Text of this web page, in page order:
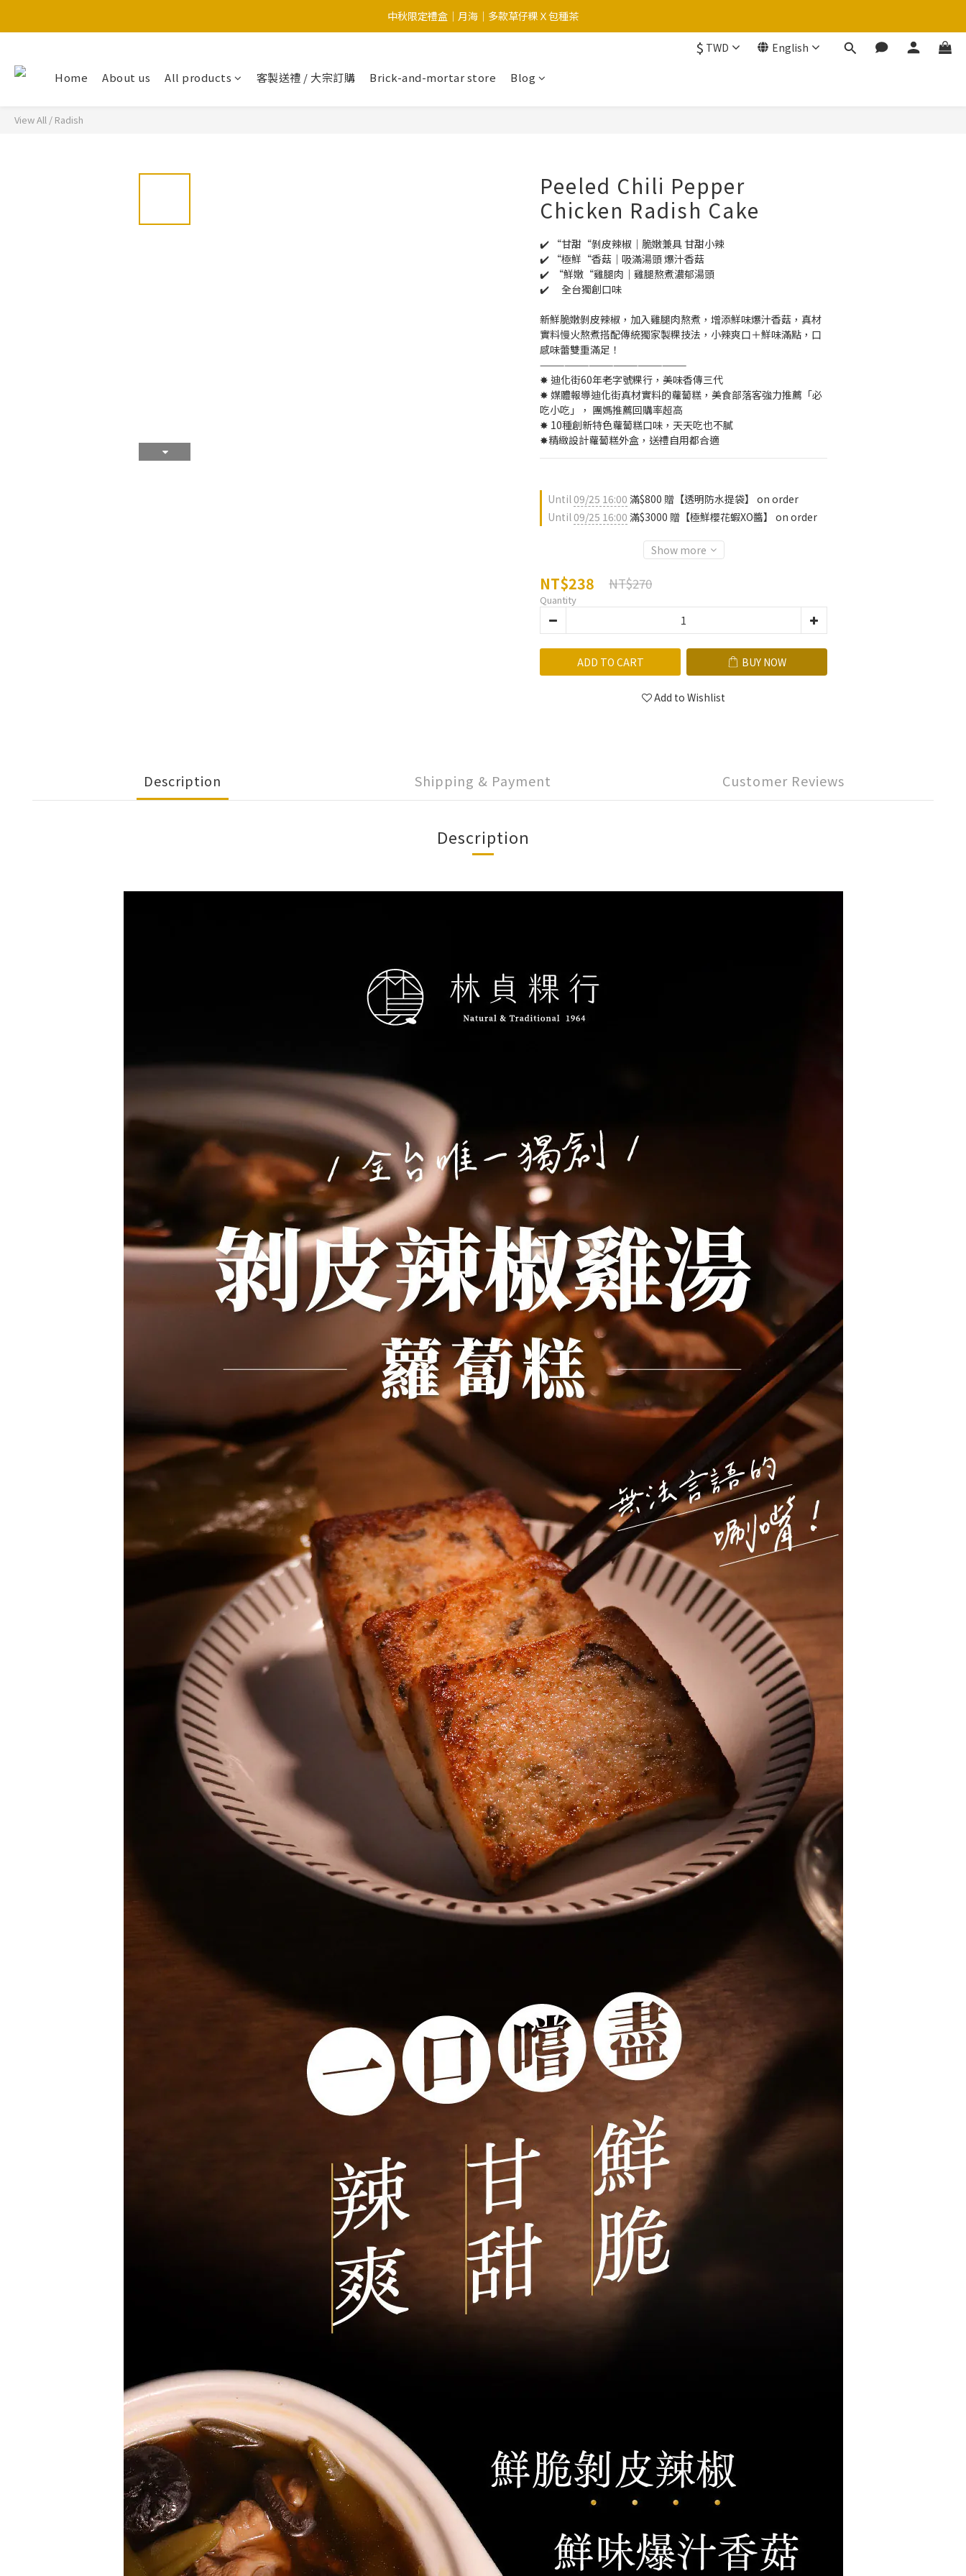
中秋限定-福滿糕 〔預購中〕8/12開始出貨
中秋限定禮盒｜月海｜多款草仔粿Ｘ包種茶
$ TWD English
Home About us All products 客製送禮 / 大宗訂購 Brick-and-mortar store Blog
View All / Radish
Peeled Chili Pepper
Chicken Radish Cake
✔️ “甘甜“剝皮辣椒｜脆嫩兼具 甘甜小辣
✔️ “極鮮“香菇｜吸滿湯頭 爆汁香菇
✔️  “鮮嫩“雞腿肉｜雞腿熬煮濃郁湯頭
✔️ 　全台獨創口味
新鮮脆嫩剝皮辣椒，加入雞腿肉熬煮，增添鮮味爆汁香菇，真材
實料慢火熬煮搭配傳統獨家製粿技法，小辣爽口＋鮮味滿點，口
感味蕾雙重滿足！
——————————————————
✸ 迪化街60年老字號粿行，美味香傳三代
✸ 媒體報導迪化街真材實料的蘿蔔糕，美食部落客強力推薦「必
吃小吃」， 團媽推薦回購率超高
✸ 10種創新特色蘿蔔糕口味，天天吃也不膩
✸精緻設計蘿蔔糕外盒，送禮自用都合適
Until09/25 16:00 滿$800 贈【透明防水提袋】 on order
Until09/25 16:00 滿$3000 贈【極鮮櫻花蝦XO醬】 on order
Show more
NT$238 NT$270
Quantity
ADD TO CART BUY NOW
Add to Wishlist
Description Shipping & Payment Customer Reviews
Description